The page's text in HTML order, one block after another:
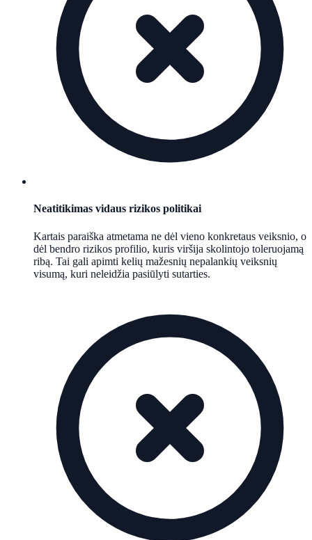
Neatitikimas vidaus rizikos politikai
Kartais paraiška atmetama ne dėl vieno konkretaus veiksnio, o
dėl bendro rizikos profilio, kuris viršija skolintojo toleruojamą
ribą. Tai gali apimti kelių mažesnių nepalankių veiksnių
visumą, kuri neleidžia pasiūlyti sutarties.